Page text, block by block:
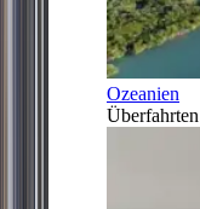
Ozeanien
Überfahrten